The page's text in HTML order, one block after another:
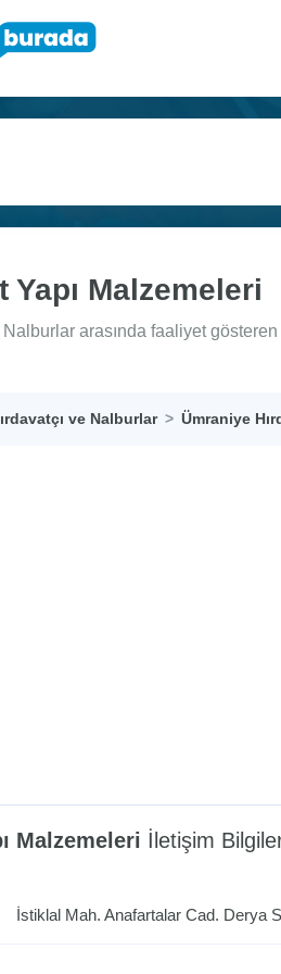
Malzemeleri
Nalburlar arasında faaliyet
ve Nalburlar Ümraniye
Malzemeleri İletişim
İstiklal Mah. Anafartalar Cad. Derya